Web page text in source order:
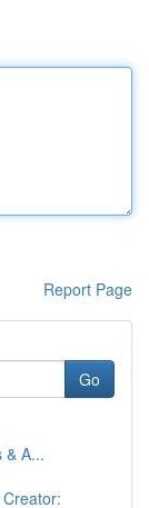
Report Page
Go
& A...